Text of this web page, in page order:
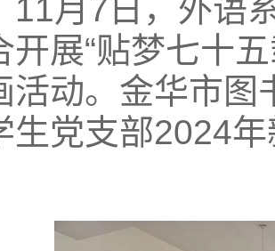
11月7日，外语
开展“贴梦七十
活动。金华市
生党支部2024